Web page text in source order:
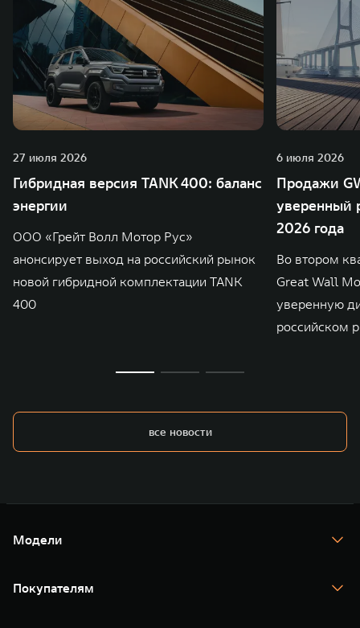
27 июля 2026
Гибридная версия TANK 400: баланс
энергии
ООО «Грейт Волл Мотор Рус»
анонсирует выход на российский рынок
новой гибридной комплектации TANK
400
6 июля 2026
Продажи
уверенный
2026 года
Во втором
Great Wall
уверенную
российском
все новости
Модели
TANK 400
TANK 500
Покупателям